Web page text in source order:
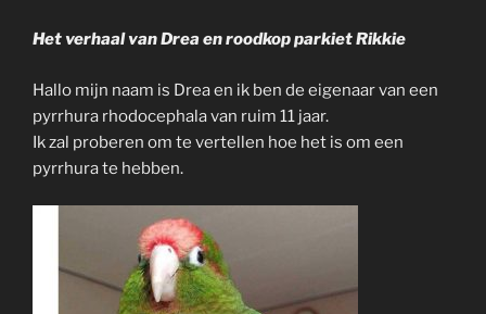
Het verhaal van Drea en roodkop parkiet Rikkie
Hallo mijn naam is Drea en ik ben de eigenaar van een
pyrrhura rhodocephala van ruim 11 jaar.
Ik zal proberen om te vertellen hoe het is om een
pyrrhura te hebben.